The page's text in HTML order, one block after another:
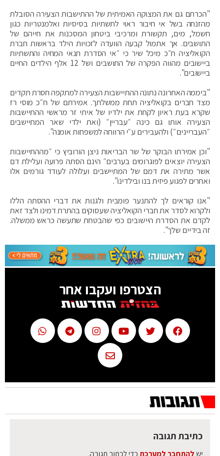
"הכרתם גם את המצוקה האמיתית של ההתישבות הצעירה הסובלת
מהזנחה בשל אי חיבור ראוי לתשתיות בסיסיות ואלמנטריות כגון
חשמל, מים, תקשורת ומרכיבי ביטחון המסכנות את חייהם של
התושבים. אך אתמול קבעה הוועדה לזכויות הילד בראשות חברת
הקואליציה ח״כ מיכל שיר כי ״אי הסדרת תנאי המחיה והתשתיות
ביישובים מהווה הפקרה של התושבים ושל 12 אלף הילדים החיים
ביישובים".
"ביממה האחרונה נתונה ההתיישבות הצעירה למתקפה חסרת תקדים
מצד חברים בקואליציה תחת ממשלתך. אמירתם של ח״כ מוסי רז
שקרא בעת ראיון לקחת את ילדיו של איתי זר מראשי ההתיישבות
הצעירה אותו גם כינה ״עבריין״ (ואת ילדי שאר המתיישבים
״העבריינים״) ולהעבירים ע״י הרווחה למשפחות אומנה".
"וכן אמירתו הבוקר של שר הבריאות ניצן הורוביץ כי ״מההתיישבות
הצעירה יוצאים לפוגרומים בערבים״ הינם הסתה פרועה ועלילת דם
אשר מתירה את דמם של המתיישבים ועלולה לעודד גורמים אלו
ואחרים לפגוע פיזית בנו ובילדינו".
"אנו קוראים לך להתנער פומבית ולגנות את דברי ההסתה הללו
ולקרוא לסדר את חברי הקואליציה שעסוקים בהתרת דמינו ולצד זאת
לקדם את הסדרת היישובים כפי שהבטחת שתעשה כראש ממשלה.
זה בידיים שלך".
הצטרפו ועקבו אחר
כתיבת תגובה
יש להתחבר למערכתכדי לכתוב תגובה.